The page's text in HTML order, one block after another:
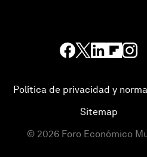
Política de privacidad y
Sitemap
© 2026 Foro Económico